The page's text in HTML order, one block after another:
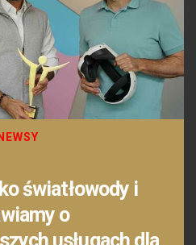
NEWSY
światłowody i
o